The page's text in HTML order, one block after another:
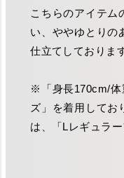
こちらのアイテム
い、ややゆとりの
仕立てしておりま
※「身長170cm/体
ズ」を着用してお
は、「Lレギュラ